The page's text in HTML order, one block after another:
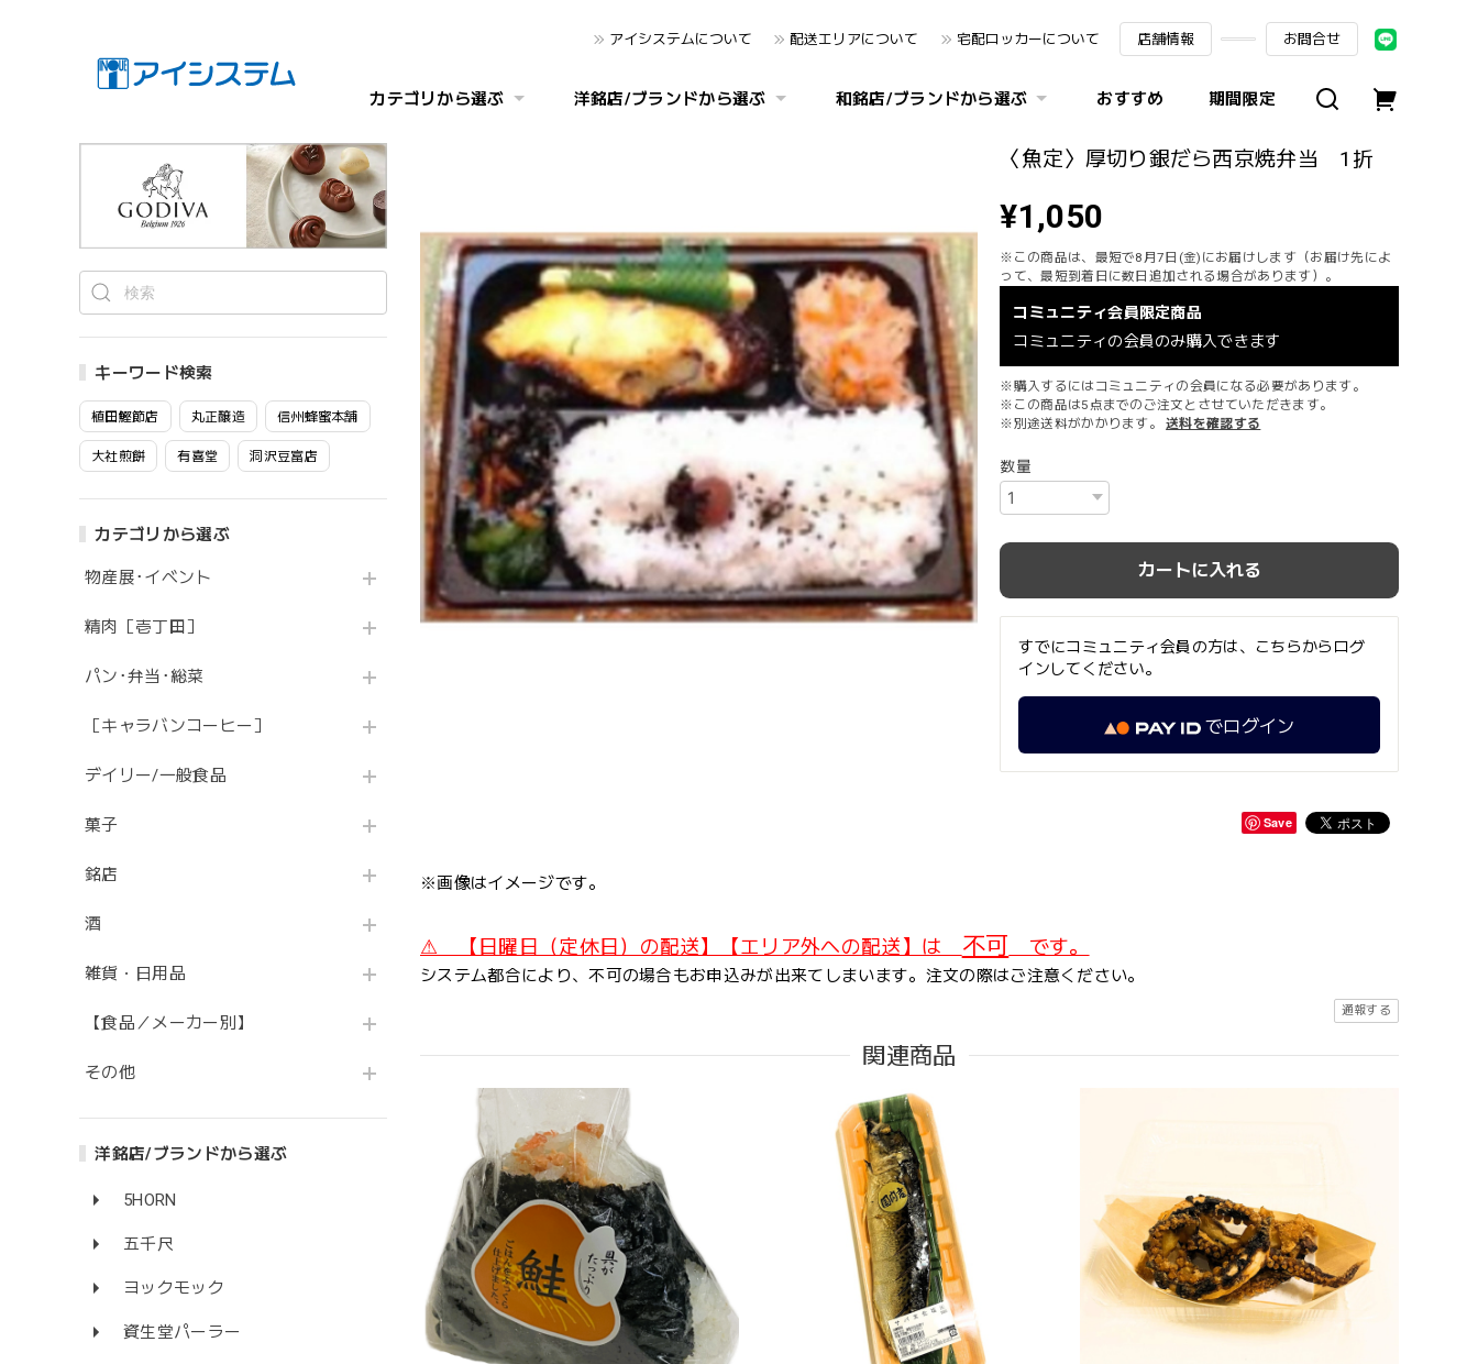
アイシステムについて 配送エリアについて 宅配ロッカーについて 店舗情報 お問合せ
カテゴリから選ぶ 洋銘店/ブランドから選ぶ 和銘店/ブランドから選ぶ おすすめ 期間限定
キーワード検索
植田鰹節店 丸正醸造 信州蜂蜜本舗
大社煎餅 有喜堂 洞沢豆富店
カテゴリから選ぶ
物産展･イベント
精肉［壱丁田］
パン･弁当･総菜
［キャラバンコーヒー］
デイリー/一般食品
菓子
銘店
酒
雑貨・日用品
【食品／メーカー別】
その他
洋銘店/ブランドから選ぶ
5HORN
五千尺
ヨックモック
資生堂パーラー
〈魚定〉厚切り銀だら西京焼弁当 1折
¥1,050
※この商品は、最短で8月7日(金)にお届けします（お届け先によ
って、最短到着日に数日追加される場合があります）。
コミュニティ会員限定商品
コミュニティの会員のみ購入できます
※購入するにはコミュニティの会員になる必要があります。
※この商品は5点までのご注文とさせていただきます。
※別途送料がかかります。
送料を確認する
数量
カートに入れる
すでにコミュニティ会員の方は、こちらからログ
インしてください。
でログイン
Save
※画像はイメージです。
⚠ 【日曜日（定休日）の配送】【エリア外への配送】は 不可 です。
システム都合により、不可の場合もお申込みが出来てしまいます。注文の際はご注意ください。
通報する
関連商品